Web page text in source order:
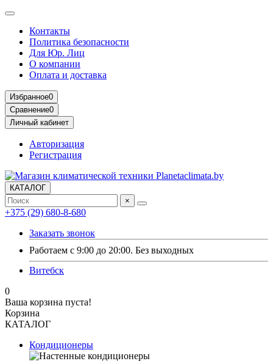
Контакты
Политика безопасности
Для Юр. Лиц
О компании
Оплата и доставка
Избранное0
Сравнение0
Личный кабинет
Авторизация
Регистрация
КАТАЛОГ
×
+375 (29) 680-8-680
Заказать звонок
Работаем с 9:00 до 20:00. Без выходных
Витебск
0
Ваша корзина пуста!
Корзина
КАТАЛОГ
Кондиционеры